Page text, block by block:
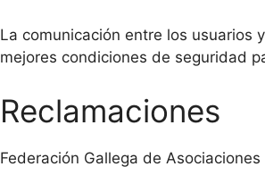
La comunicación entre los usuarios
mejores condiciones de seguridad
Reclamaciones
Federación Gallega de